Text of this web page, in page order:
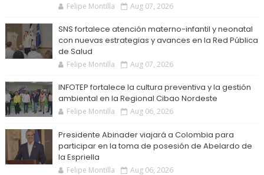
Felipe Montilla Aug 07, 2026
SNS fortalece atención materno-infantil y neonatal
con nuevas estrategias y avances en la Red Pública
de Salud
Felipe Montilla Aug 07, 2026
INFOTEP fortalece la cultura preventiva y la gestión
ambiental en la Regional Cibao Nordeste
Felipe Montilla Aug 06, 2026
Presidente Abinader viajará a Colombia para
participar en la toma de posesión de Abelardo de
la Espriella
Felipe Montilla Aug 06, 2026